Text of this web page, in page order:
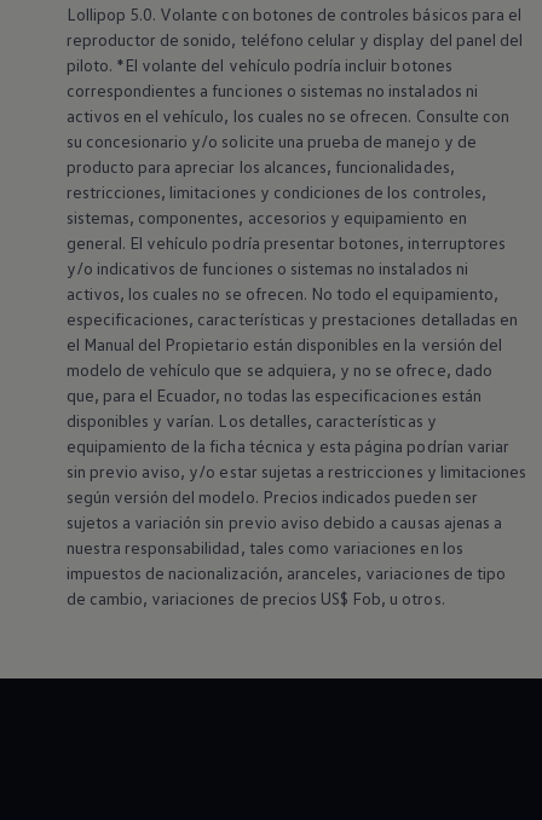
Lollipop 5.0. Volante con botones de controles básicos para el
reproductor de sonido, teléfono celular y display del panel del
piloto. *El volante del vehículo podría incluir botones
correspondientes a funciones o sistemas no instalados ni
activos en el vehículo, los cuales no se ofrecen. Consulte con
su concesionario y/o solicite una prueba de manejo y de
producto para apreciar los alcances, funcionalidades,
restricciones, limitaciones y condiciones de los controles,
sistemas, componentes, accesorios y equipamiento en
general. El vehículo podría presentar botones, interruptores
y/o indicativos de funciones o sistemas no instalados ni
activos, los cuales no se ofrecen. No todo el equipamiento,
especificaciones, características y prestaciones detalladas en
el Manual del Propietario están disponibles en la versión del
modelo de vehículo que se adquiera, y no se ofrece, dado
que, para el Ecuador, no todas las especificaciones están
disponibles y varían. Los detalles, características y
equipamiento de la ficha técnica y esta página podrían variar
sin previo aviso, y/o estar sujetas a restricciones y limitaciones
según versión del modelo. Precios indicados pueden ser
sujetos a variación sin previo aviso debido a causas ajenas a
nuestra responsabilidad, tales como variaciones en los
impuestos de nacionalización, aranceles, variaciones de tipo
de cambio, variaciones de precios US$ Fob, u otros.